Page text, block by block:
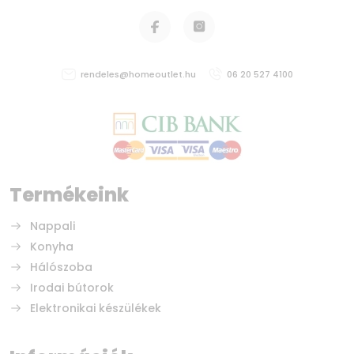
Termékeink
Nappali
Konyha
Hálószoba
Irodai bútorok
Elektronikai készülékek
rendeles@homeoutlet.hu 06 20 527 4100